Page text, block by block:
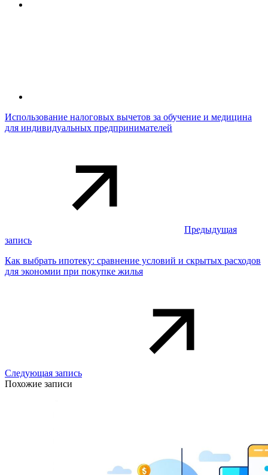
Использование налоговых вычетов за обучение и медицина
для индивидуальных предпринимателей
Предыдущая
запись
Как выбрать ипотеку: сравнение условий и скрытых расходов
для экономии при покупке жилья
Следующая запись
Похожие записи